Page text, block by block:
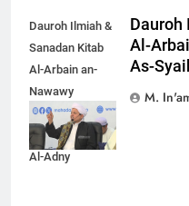
Dauroh Ilmiah &
Sanadan Kitab
Al-Arbain an-
Nawawy
bersama As-
Syaikh Dr. Yasir
Al-Adny
Dauroh
Al-
As-
M.